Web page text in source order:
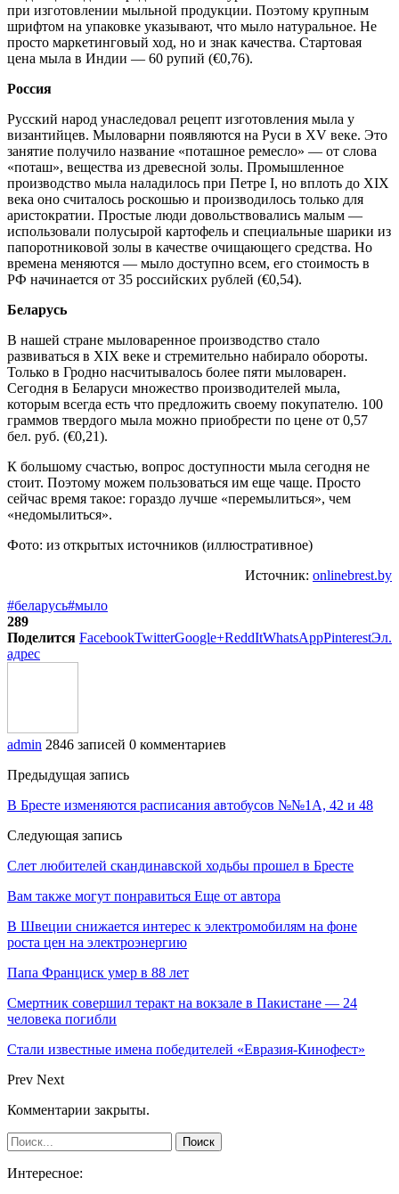
при изготовлении мыльной продукции. Поэтому крупным
шрифтом на упаковке указывают, что мыло натуральное. Не
просто маркетинговый ход, но и знак качества. Стартовая
цена мыла в Индии — 60 рупий (€0,76).
Россия
Русский народ унаследовал рецепт изготовления мыла у
византийцев. Мыловарни появляются на Руси в XV веке. Это
занятие получило название «поташное ремесло» — от слова
«поташ», вещества из древесной золы. Промышленное
производство мыла наладилось при Петре I, но вплоть до XIX
века оно считалось роскошью и производилось только для
аристократии. Простые люди довольствовались малым —
использовали полусырой картофель и специальные шарики из
папоротниковой золы в качестве очищающего средства. Но
времена меняются — мыло доступно всем, его стоимость в
РФ начинается от 35 российских рублей (€0,54).
Беларусь
В нашей стране мыловаренное производство стало
развиваться в ХIX веке и стремительно набирало обороты.
Только в Гродно насчитывалось более пяти мыловарен.
Сегодня в Беларуси множество производителей мыла,
которым всегда есть что предложить своему покупателю. 100
граммов твердого мыла можно приобрести по цене от 0,57
бел. руб. (€0,21).
К большому счастью, вопрос доступности мыла сегодня не
стоит. Поэтому можем пользоваться им еще чаще. Просто
сейчас время такое: гораздо лучше «перемылиться», чем
«недомылиться».
Фото: из открытых источников (иллюстративное)
Источник: onlinebrest.by
#беларусь#мыло
289
Поделится FacebookTwitterGoogle+ReddItWhatsAppPinterestЭл.
адрес
admin 2846 записей 0 комментариев
Предыдущая запись
В Бресте изменяются расписания автобусов №№1А, 42 и 48
Следующая запись
Слет любителей скандинавской ходьбы прошел в Бресте
Вам также могут понравиться Еще от автора
В Швеции снижается интерес к электромобилям на фоне
роста цен на электроэнергию
Папа Франциск умер в 88 лет
Смертник совершил теракт на вокзале в Пакистане — 24
человека погибли
Стали известные имена победителей «Евразия-Кинофест»
Prev Next
Комментарии закрыты.
Интересное: